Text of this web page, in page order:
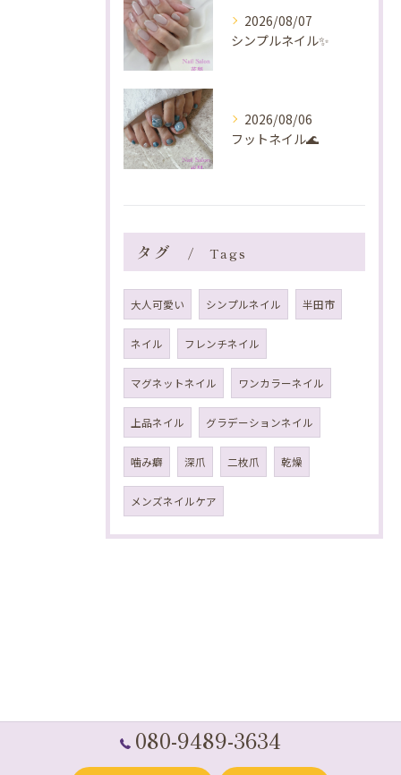
2026/08/07
シンプルネイル✨️
2026/08/06
フットネイル🌊
タグ Tags
大人可愛い シンプルネイル 半田市
ネイル フレンチネイル
マグネットネイル ワンカラーネイル
上品ネイル グラデーションネイル
噛み癖 深爪 二枚爪 乾燥
メンズネイルケア
080-9489-3634